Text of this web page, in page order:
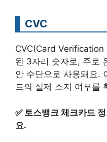
CVC
CVC(Card Verification
된 3자리 숫자로, 주로
안 수단으로 사용돼요.
드의 실제 소지 여부를
✅ 토스뱅크 체크카드
요.